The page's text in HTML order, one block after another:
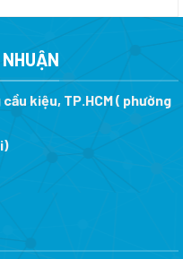
kiệu, TP.HCM ( phường